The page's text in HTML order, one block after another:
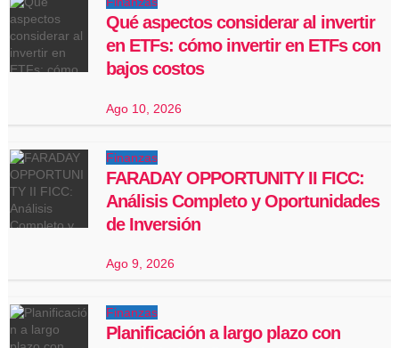
Qué aspectos considerar al invertir
en ETFs: cómo invertir en ETFs con
bajos costos
Ago 10, 2026
Finanzas
FARADAY OPPORTUNITY II FICC:
Análisis Completo y Oportunidades
de Inversión
Ago 9, 2026
Finanzas
Planificación a largo plazo con